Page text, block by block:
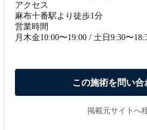
アクセス
麻布十番駅より徒歩1分
営業時間
月木金10:00〜19:00 / 土日9:30〜
この施術を問い合
掲載元サイトへ